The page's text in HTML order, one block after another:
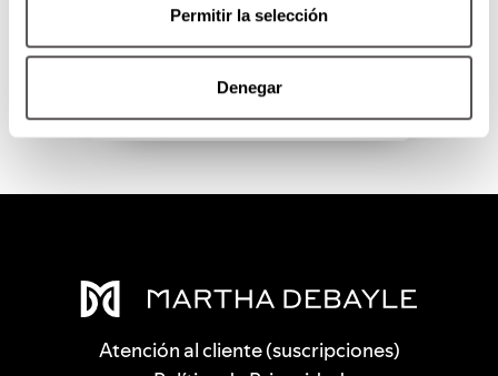
Permitir la selección
Denegar
SEGUIR LEYENDO
Atención al cliente (suscripciones)